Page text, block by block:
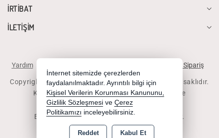
İRTİBAT
İLETİŞİM
Yardım Telefonla Sipariş
Copyright 2026 diyalogbilgisayar.com - Tüm hakları saklıdır.
Kredi kartı bilgileriniz 256bit SSL sertifikası ile
korunmaktadır.
Bu site AKINSOFT E-Ticaret ile hazırlanmıştır.
İnternet sitemizde çerezlerden
faydalanılmaktadır. Ayrıntılı bilgi için
Kişisel Verilerin Korunması Kanununu,
Gizlilik Sözleşmesi ve Çerez
Politikamızı inceleyebilirsiniz.
Reddet Kabul Et